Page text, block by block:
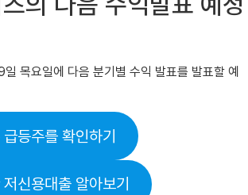
목요일에 다음 분기별 수익 발표를 발표할 예
등주를 확인하기
신용대출 알아보기